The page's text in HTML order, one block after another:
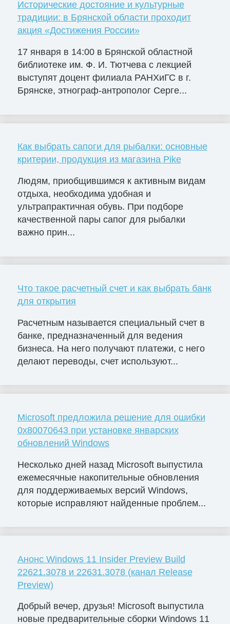
Исторические достояние и культурные
традиции: в Брянской области проходит
акция «Достижения России»
17 января в 14:00 в Брянской областной
библиотеке им. Ф. И. Тютчева с лекцией
выступят доцент филиала РАНХиГС в г.
Брянске, этнограф-антрополог Серге...
Как выбрать сапоги для рыбалки: основные
критерии, продукция из магазина Pike
Людям, приобщившимся к активным видам
отдыха, необходима удобная и
ультрапрактичная обувь. При подборе
качественной пары сапог для рыбалки
важно прин...
Что такое расчетный счет и как выбрать банк
для открытия
Расчетным называется специальный счет в
банке, предназначенный для ведения
бизнеса. На него получают платежи, с него
делают переводы, счет используют...
Microsoft предложила решение для ошибки
0x80070643 при установке январских
обновлений Windows
Несколько дней назад Microsoft выпустила
ежемесячные накопительные обновления
для поддерживаемых версий Windows,
которые исправляют найденные проблем...
Анонс Windows 11 Insider Preview Build
22621.3078 и 22631.3078 (канал Release
Preview)
Добрый вечер, друзья! Microsoft выпустила
новые предварительные сборки Windows 11